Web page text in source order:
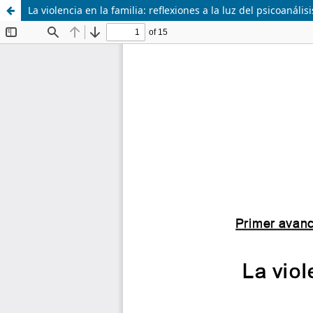
La violencia en la familia: reflexiones a la luz del